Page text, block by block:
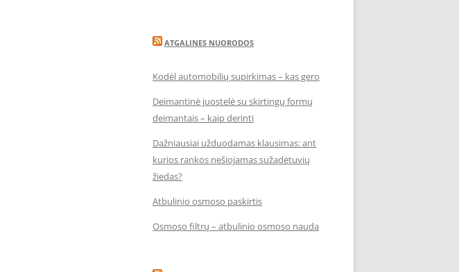
ATGALINES NUORODOS
Kodėl automobilių supirkimas – kas gero
Deimantinė juostelė su skirtingų formų
deimantais – kaip derinti
Dažniausiai užduodamas klausimas: ant
kurios rankos nešiojamas sužadėtuvių
žiedas?
Atbulinio osmoso paskirtis
Osmoso filtrų – atbulinio osmoso nauda